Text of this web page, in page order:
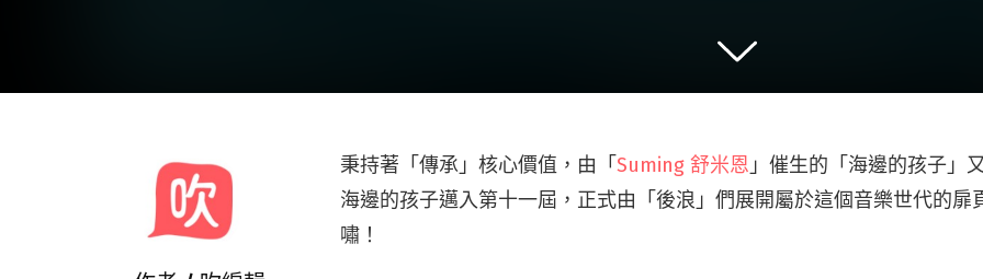
秉持著「傳承」核心價值，由「Suming 舒米恩 」催生的「海邊的孩子」
海邊的孩子邁入第十一屆，正式由「後浪」們展開屬於這個音樂世代的扉
嘯！